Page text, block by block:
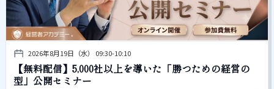
2026年8月19日（水） 09:30-10:10
【無料配信】5,000社以上を導いた「勝つための経営の
型」公開セミナー